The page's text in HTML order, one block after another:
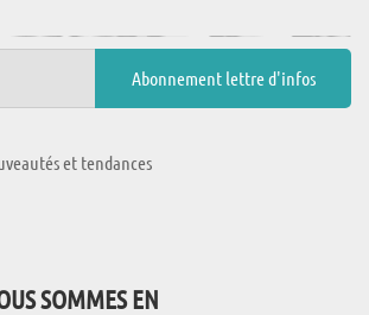
et tendances
SOMMES EN